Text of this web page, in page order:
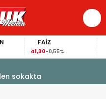
GÜMÜŞ GRAM
97,373,36%
sokakta